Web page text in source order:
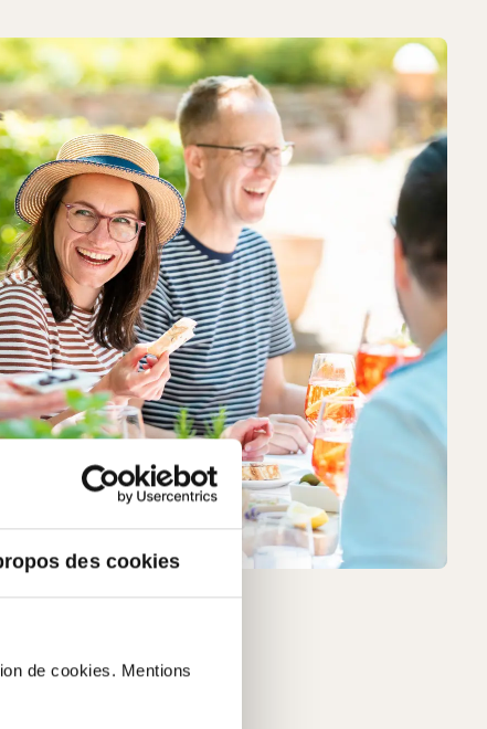
des cookies
de cookies. Mentions